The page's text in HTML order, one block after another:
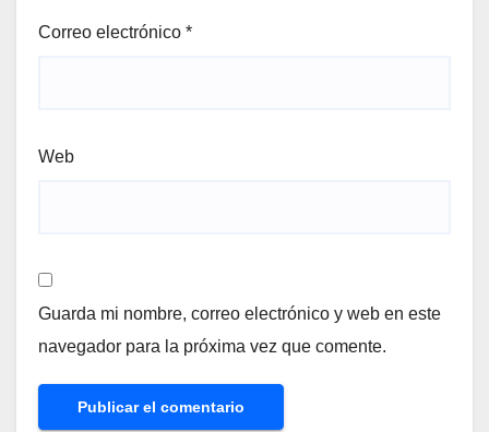
Correo electrónico *
Web
Guarda mi nombre, correo electrónico y web en este
navegador para la próxima vez que comente.